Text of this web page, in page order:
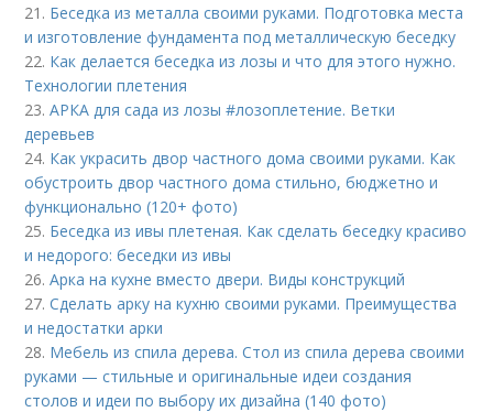
21. Беседка из металла своими руками. Подготовка места
и изготовление фундамента под металлическую беседку
22. Как делается беседка из лозы и что для этого нужно.
Технологии плетения
23.АРКА для сада из лозы #лозоплетение. Ветки
деревьев
24. Как украсить двор частного дома своими руками. Как
обустроить двор частного дома стильно, бюджетно и
функционально (120+ фото)
25. Беседка из ивы плетеная. Как сделать беседку красиво
и недорого: беседки из ивы
26.Арка на кухне вместо двери. Виды конструкций
27.Сделать арку на кухню своими руками. Преимущества
и недостатки арки
28. Мебель из спила дерева. Стол из спила дерева своими
руками — стильные и оригинальные идеи создания
столов и идеи по выбору их дизайна (140 фото)